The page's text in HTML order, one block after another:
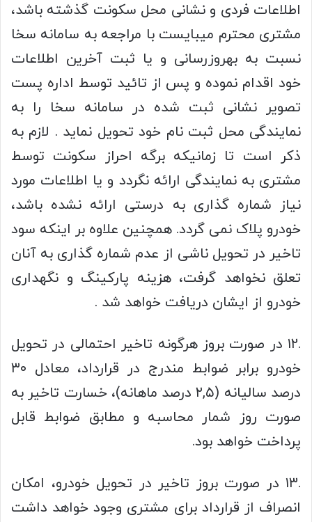
اطلاعات فردی و نشانی محل سکونت گذشته باشد،
مشتری محترم میبایست با مراجعه به سامانه سخا
نسبت به بهروزرسانی و یا ثبت آخرین اطلاعات
خود اقدام نموده و پس از تائید توسط اداره پست
تصویر نشانی ثبت شده در سامانه سخا را به
نمایندگی محل ثبت نام خود تحویل نماید . لازم به
ذکر است تا زمانیکه برگه احراز سکونت توسط
مشتری به نمایندگی ارائه نگردد و یا اطلاعات مورد
نیاز شماره گذاری به درستی ارائه نشده باشد،
خودرو پلاک نمی گردد. همچنین علاوه بر اینکه سود
تاخیر در تحویل ناشی از عدم شماره گذاری به آنان
تعلق نخواهد گرفت، هزینه پارکینگ و نگهداری
خودرو از ایشان دریافت خواهد شد .
.۱۲ در صورت بروز هرگونه تاخیر احتمالی در تحویل
خودرو برابر ضوابط مندرج در قرارداد، معادل ۳۰
درصد سالیانه (۲,۵ درصد ماهانه)، خسارت تاخیر به
صورت روز شمار محاسبه و مطابق ضوابط قابل
پرداخت خواهد بود.
.۱۳ در صورت بروز تاخیر در تحویل خودرو، امکان
انصراف از قرارداد برای مشتری وجود خواهد داشت